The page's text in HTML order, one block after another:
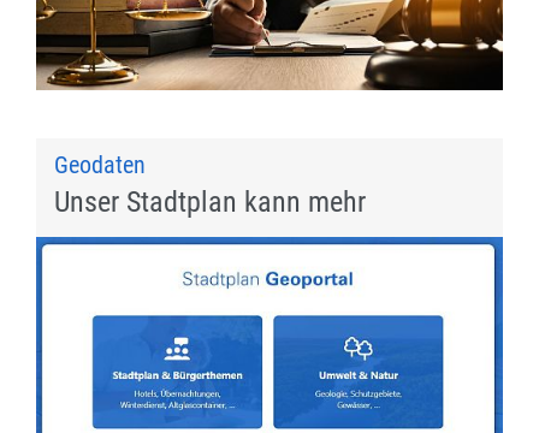
Geodaten
Unser Stadtplan kann mehr